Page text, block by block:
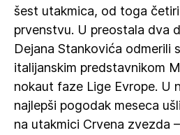
šest utakmica, od toga
prvenstvu. U preostala dva
Dejana Stankovića odmerili
italijanskim predstavnikom
nokaut faze Lige Evrope. U
najlepši pogodak meseca
na utakmici Crvena zvezda